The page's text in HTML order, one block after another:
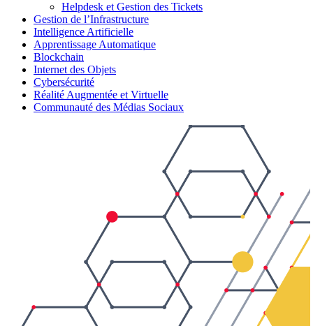
Helpdesk et Gestion des Tickets
Gestion de l’Infrastructure
Intelligence Artificielle
Apprentissage Automatique
Blockchain
Internet des Objets
Cybersécurité
Réalité Augmentée et Virtuelle
Communauté des Médias Sociaux